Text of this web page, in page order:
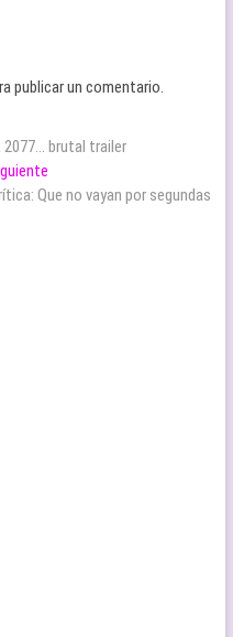
publicar un comentario.
2077… brutal trailer
siguiente:
Que no vayan por segundas